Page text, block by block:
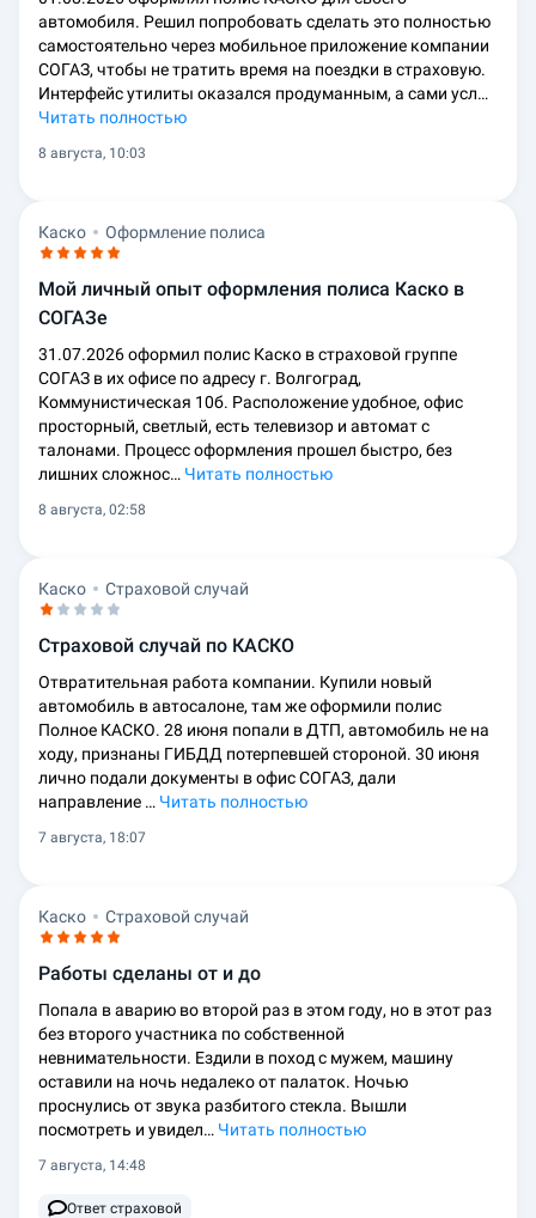
автомобиля. Решил попробовать сделать это полностью
самостоятельно через мобильное приложение компании
СОГАЗ, чтобы не тратить время на поездки в страховую.
Интерфейс утилиты оказался продуманным, а сами усл…
Читать полностью
8 августа, 10:03
Каско Оформление полиса
Мой личный опыт оформления полиса Каско в
СОГАЗе
31.07.2026 оформил полис Каско в страховой группе
СОГАЗ в их офисе по адресу г. Волгоград,
Коммунистическая 10б. Расположение удобное, офис
просторный, светлый, есть телевизор и автомат с
талонами. Процесс оформления прошел быстро, без
лишних сложнос… Читать полностью
8 августа, 02:58
Каско Страховой случай
Страховой случай по КАСКО
Отвратительная работа компании. Купили новый
автомобиль в автосалоне, там же оформили полис
Полное КАСКО. 28 июня попали в ДТП, автомобиль не на
ходу, признаны ГИБДД потерпевшей стороной. 30 июня
лично подали документы в офис СОГАЗ, дали
направление … Читать полностью
7 августа, 18:07
Каско Страховой случай
Работы сделаны от и до
Попала в аварию во второй раз в этом году, но в этот раз
без второго участника по собственной
невнимательности. Ездили в поход с мужем, машину
оставили на ночь недалеко от палаток. Ночью
проснулись от звука разбитого стекла. Вышли
посмотреть и увидел… Читать полностью
7 августа, 14:48
Ответ страховой